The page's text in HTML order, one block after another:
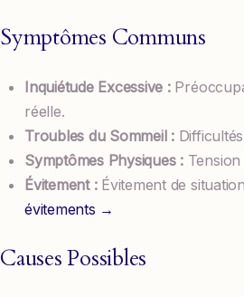
Symptômes Communs
Inquiétude Excessive :
réelle.
Troubles du Sommeil :Difficultés
Symptômes Physiques :Tension
Évitement :Évitement de
évitements →
Causes Possibles